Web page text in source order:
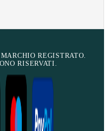
REGISTRATO.
RISERVATI.